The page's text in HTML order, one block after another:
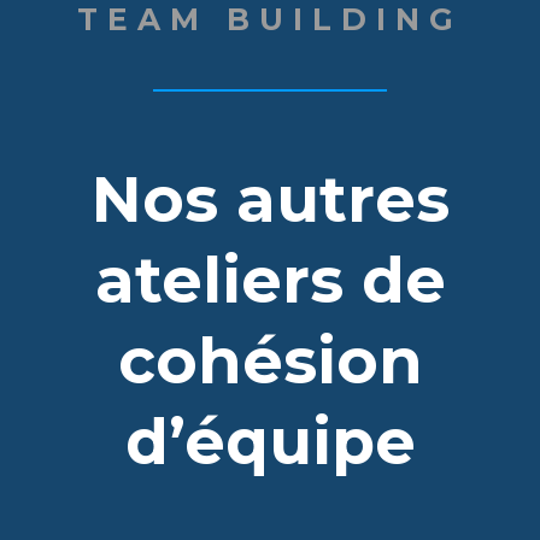
TEAM BUILDING
Nos autres
ateliers de
cohésion
d’équipe